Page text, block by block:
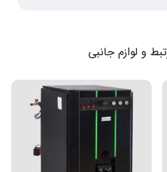
و لوازم جانبی